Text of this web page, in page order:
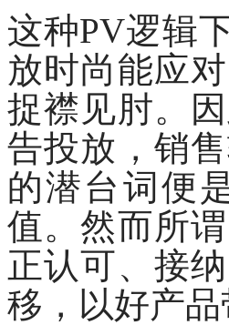
这种PV逻辑
放时尚能应
捉襟见肘。
告投放，销
的潜台词便
值。然而所
正认可、接
移，以好产